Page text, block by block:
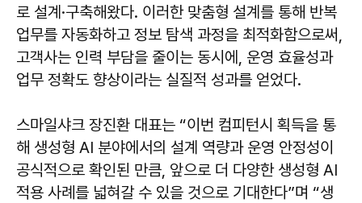
로 설계·구축해왔다. 이러한 맞춤형 설계를 통해 반복
업무를 자동화하고 정보 탐색 과정을 최적화함으로써,
고객사는 인력 부담을 줄이는 동시에, 운영 효율성과
업무 정확도 향상이라는 실질적 성과를 얻었다.
스마일샤크 장진환 대표는 “이번 컴피턴시 획득을 통
해 생성형 AI 분야에서의 설계 역량과 운영 안정성이
공식적으로 확인된 만큼, 앞으로 더 다양한 생성형 AI
적용 사례를 넓혀갈 수 있을 것으로 기대한다”며 “생